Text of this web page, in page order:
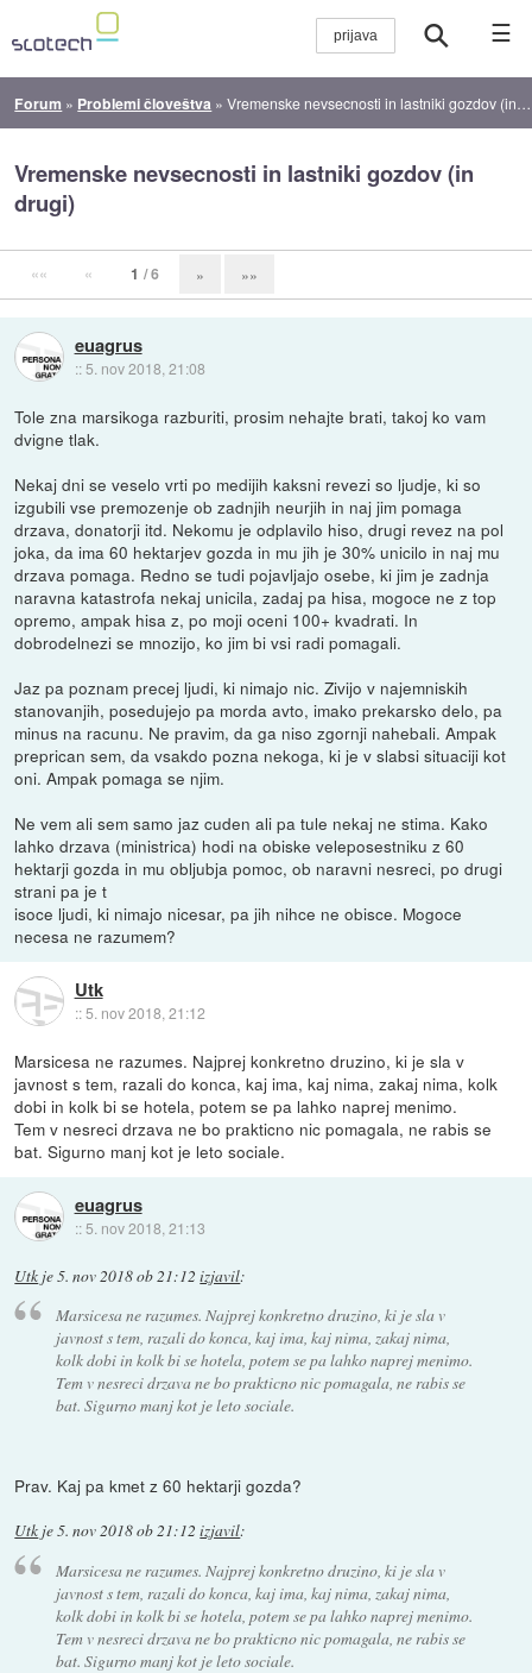
☰
Forum » Problemi človeštva »Vremenske nevsecnosti in lastniki gozdov (in drugi)
Vremenske nevsecnosti in lastniki gozdov (in
drugi)
«« « 1 / 6 » »»
euagrus
:: 5. nov 2018, 21:08
Tole zna marsikoga razburiti, prosim nehajte brati, takoj ko vam
dvigne tlak.
Nekaj dni se veselo vrti po medijih kaksni revezi so ljudje, ki so
izgubili vse premozenje ob zadnjih neurjih in naj jim pomaga
drzava, donatorji itd. Nekomu je odplavilo hiso, drugi revez na pol
joka, da ima 60 hektarjev gozda in mu jih je 30% unicilo in naj mu
drzava pomaga. Redno se tudi pojavljajo osebe, ki jim je zadnja
naravna katastrofa nekaj unicila, zadaj pa hisa, mogoce ne z top
opremo, ampak hisa z, po moji oceni 100+ kvadrati. In
dobrodelnezi se mnozijo, ko jim bi vsi radi pomagali.
Jaz pa poznam precej ljudi, ki nimajo nic. Zivijo v najemniskih
stanovanjih, posedujejo pa morda avto, imako prekarsko delo, pa
minus na racunu. Ne pravim, da ga niso zgornji nahebali. Ampak
preprican sem, da vsakdo pozna nekoga, ki je v slabsi situaciji kot
oni. Ampak pomaga se njim.
Ne vem ali sem samo jaz cuden ali pa tule nekaj ne stima. Kako
lahko drzava (ministrica) hodi na obiske veleposestniku z 60
hektarji gozda in mu obljubja pomoc, ob naravni nesreci, po drugi
strani pa je t
isoce ljudi, ki nimajo nicesar, pa jih nihce ne obisce. Mogoce
necesa ne razumem?
Utk
::5. nov 2018, 21:12
Marsicesa ne razumes. Najprej konkretno druzino, ki je sla v
javnost s tem, razali do konca, kaj ima, kaj nima, zakaj nima, kolk
dobi in kolk bi se hotela, potem se pa lahko naprej menimo.
Tem v nesreci drzava ne bo prakticno nic pomagala, ne rabis se
bat. Sigurno manj kot je leto sociale.
euagrus
:: 5. nov 2018, 21:13
Utk je5. nov 2018 ob 21:12 izjavil:
Marsicesa ne razumes. Najprej konkretno druzino, ki je sla v
javnost s tem, razali do konca, kaj ima, kaj nima, zakaj nima,
kolk dobi in kolk bi se hotela, potem se pa lahko naprej menimo.
Tem v nesreci drzava ne bo prakticno nic pomagala, ne rabis se
bat. Sigurno manj kot je leto sociale.
Prav. Kaj pa kmet z 60 hektarji gozda?
Utk je5. nov 2018 ob 21:12 izjavil:
Marsicesa ne razumes. Najprej konkretno druzino, ki je sla v
javnost s tem, razali do konca, kaj ima, kaj nima, zakaj nima,
kolk dobi in kolk bi se hotela, potem se pa lahko naprej menimo.
Tem v nesreci drzava ne bo prakticno nic pomagala, ne rabis se
bat. Sigurno manj kot je leto sociale.